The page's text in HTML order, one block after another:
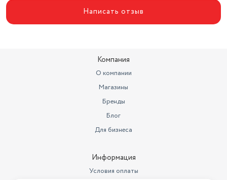
Написать отзыв
Компания
О компании
Магазины
Бренды
Блог
Для бизнеса
Информация
Условия оплаты